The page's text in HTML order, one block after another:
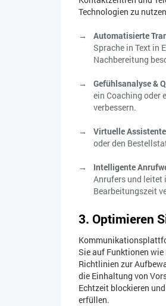
Technologien zu
Automatisierte
Sprache in Text in
Nachbereitung
Gefühlsanalyse &
ein Coaching oder
verbessern.
Virtuelle
oder den
Intelligente
Anrufers und leitet
Bearbeitungszeit
3. Optimieren
Sie auf Funktionen
Richtlinien zur
die Einhaltung von
Echtzeit blockieren
erfüllen.